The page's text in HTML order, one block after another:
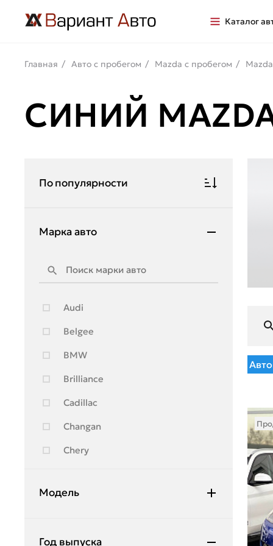
Каталог
Главная Авто с пробегом Mazda с пробегом
СИНИЙ
По популярности
Марка авто
Audi
Belgee
BMW
Brilliance
Cadillac
Changan
Chery
Citroen
Модель
Год выпуска